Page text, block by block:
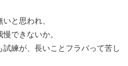
と思われ、
できないか。
試練が、長いことフラバって苦し